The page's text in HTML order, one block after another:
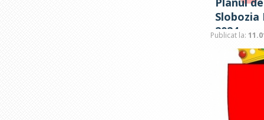
Slobozia
2024
Publicat la: